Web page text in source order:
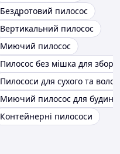
Бездротовий пилосос
Вертикальний пилосос
Миючий пилосос
Пилосос без мішка для
Пилососи для сухого та
Миючий пилосос для
Контейнерні пилососи